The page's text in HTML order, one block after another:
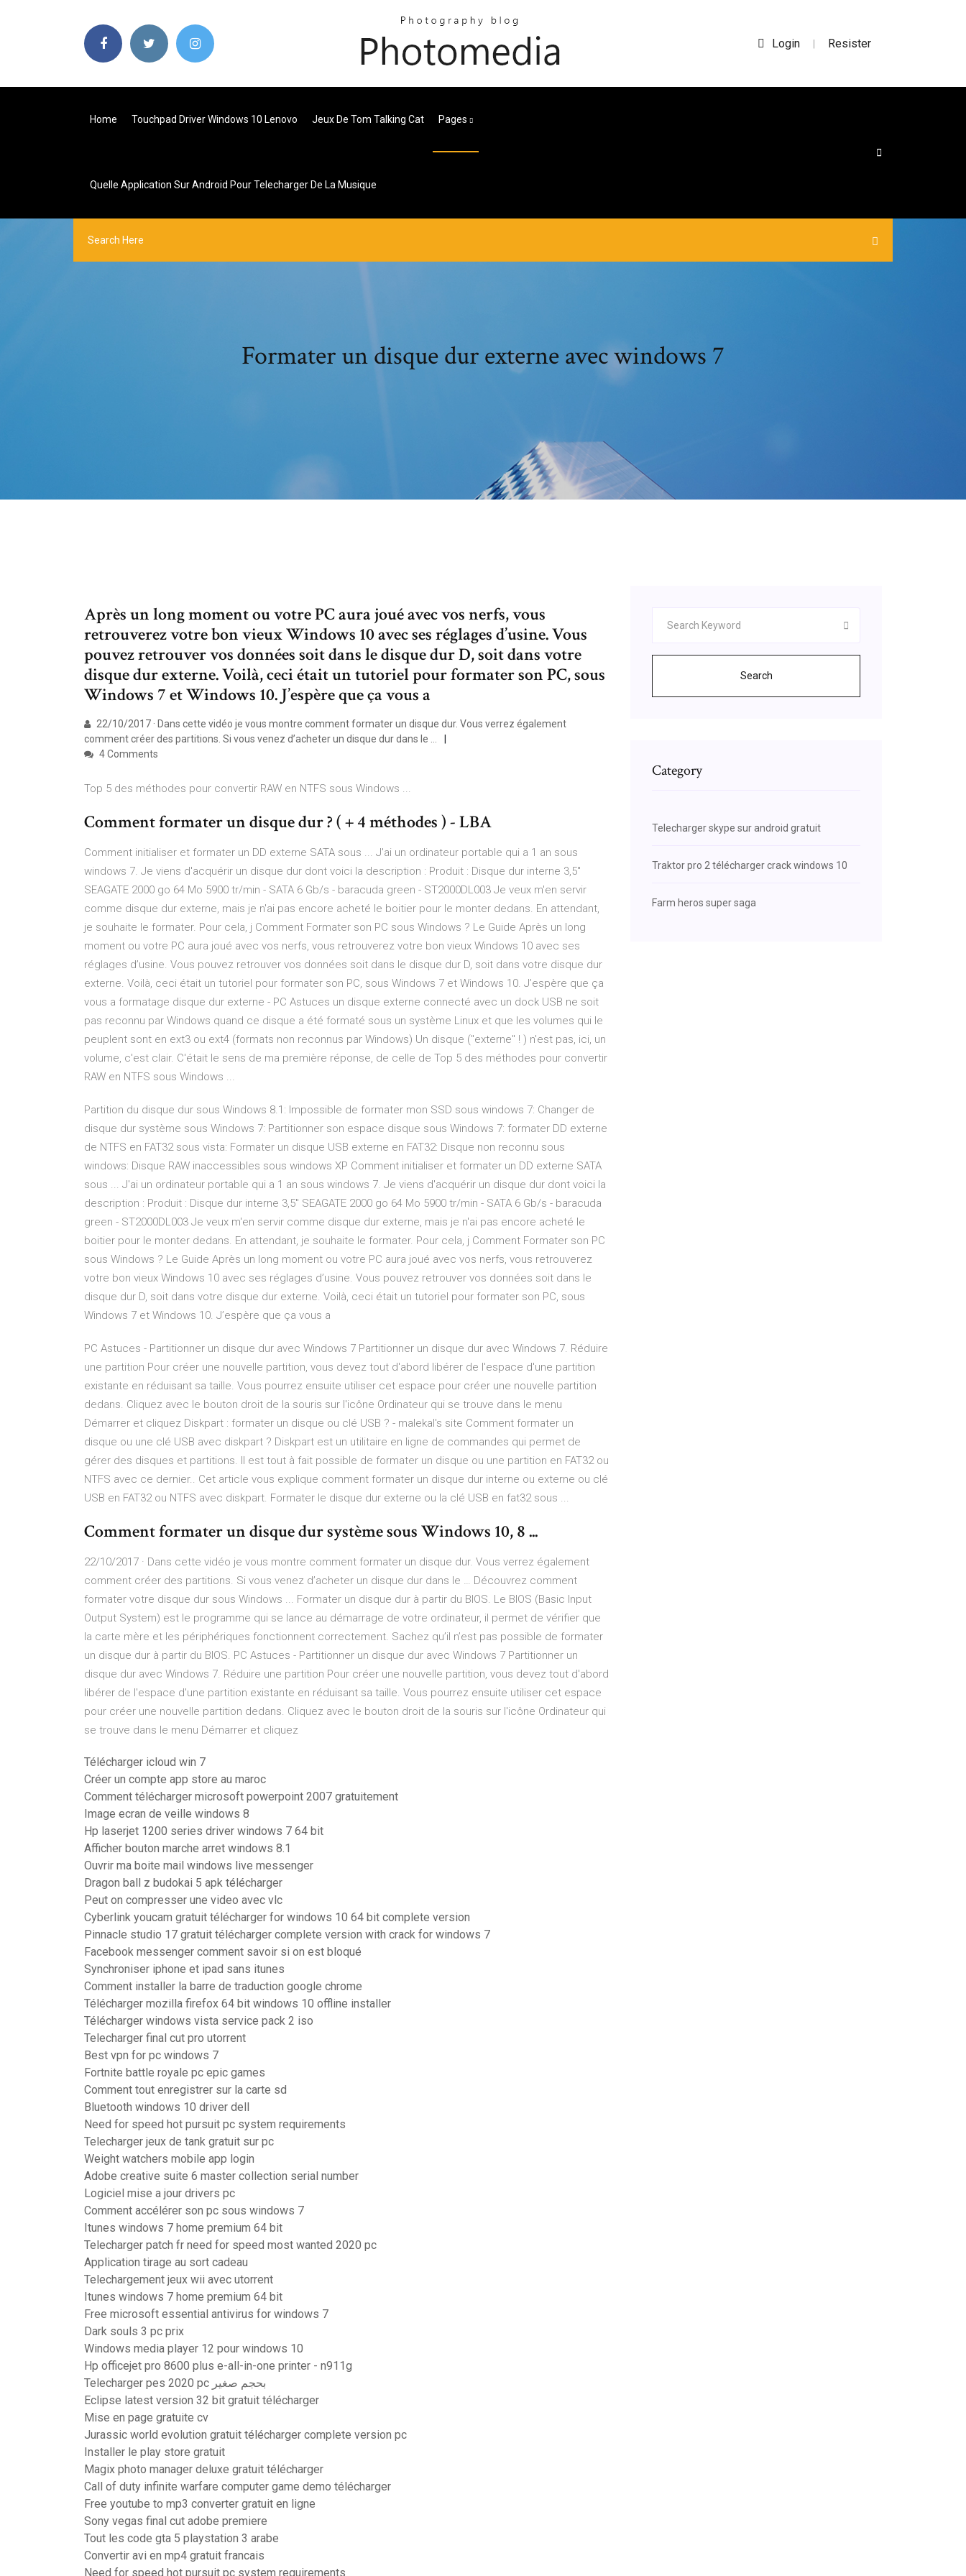
Login | Resister
Home Touchpad Driver Windows 10 Lenovo Jeux De Tom Talking Cat Pages
Quelle Application Sur Android Pour Telecharger De La Musique
Formater un disque dur externe avec windows 7
Après un long moment ou votre PC aura joué avec vos nerfs, vous
retrouverez votre bon vieux Windows 10 avec ses réglages d’usine. Vous
pouvez retrouver vos données soit dans le disque dur D, soit dans votre
disque dur externe. Voilà, ceci était un tutoriel pour formater son PC, sous
Windows 7 et Windows 10. J’espère que ça vous a
22/10/2017 · Dans cette vidéo je vous montre comment formater un disque dur. Vous verrez également
comment créer des partitions. Si vous venez d’acheter un disque dur dans le …
4 Comments
Top 5 des méthodes pour convertir RAW en NTFS sous Windows ...
Comment formater un disque dur ? ( + 4 méthodes ) - LBA
Comment initialiser et formater un DD externe SATA sous ... J'ai un ordinateur portable qui a 1 an sous
windows 7. Je viens d'acquérir un disque dur dont voici la description : Produit : Disque dur interne 3,5''
SEAGATE 2000 go 64 Mo 5900 tr/min - SATA 6 Gb/s - baracuda green - ST2000DL003 Je veux m'en servir
comme disque dur externe, mais je n'ai pas encore acheté le boitier pour le monter dedans. En attendant,
je souhaite le formater. Pour cela, j Comment Formater son PC sous Windows ? Le Guide Après un long
moment ou votre PC aura joué avec vos nerfs, vous retrouverez votre bon vieux Windows 10 avec ses
réglages d’usine. Vous pouvez retrouver vos données soit dans le disque dur D, soit dans votre disque dur
externe. Voilà, ceci était un tutoriel pour formater son PC, sous Windows 7 et Windows 10. J’espère que ça
vous a formatage disque dur externe - PC Astuces un disque externe connecté avec un dock USB ne soit
pas reconnu par Windows quand ce disque a été formaté sous un système Linux et que les volumes qui le
peuplent sont en ext3 ou ext4 (formats non reconnus par Windows) Un disque ("externe" ! ) n'est pas, ici, un
volume, c'est clair. C'était le sens de ma première réponse, de celle de Top 5 des méthodes pour convertir
RAW en NTFS sous Windows ...
Partition du disque dur sous Windows 8.1: Impossible de formater mon SSD sous windows 7: Changer de
disque dur système sous Windows 7: Partitionner son espace disque sous Windows 7: formater DD externe
de NTFS en FAT32 sous vista: Formater un disque USB externe en FAT32: Disque non reconnu sous
windows: Disque RAW inaccessibles sous windows XP Comment initialiser et formater un DD externe SATA
sous ... J'ai un ordinateur portable qui a 1 an sous windows 7. Je viens d'acquérir un disque dur dont voici la
description : Produit : Disque dur interne 3,5'' SEAGATE 2000 go 64 Mo 5900 tr/min - SATA 6 Gb/s - baracuda
green - ST2000DL003 Je veux m'en servir comme disque dur externe, mais je n'ai pas encore acheté le
boitier pour le monter dedans. En attendant, je souhaite le formater. Pour cela, j Comment Formater son PC
sous Windows ? Le Guide Après un long moment ou votre PC aura joué avec vos nerfs, vous retrouverez
votre bon vieux Windows 10 avec ses réglages d’usine. Vous pouvez retrouver vos données soit dans le
disque dur D, soit dans votre disque dur externe. Voilà, ceci était un tutoriel pour formater son PC, sous
Windows 7 et Windows 10. J’espère que ça vous a
PC Astuces - Partitionner un disque dur avec Windows 7 Partitionner un disque dur avec Windows 7. Réduire
une partition Pour créer une nouvelle partition, vous devez tout d'abord libérer de l'espace d'une partition
existante en réduisant sa taille. Vous pourrez ensuite utiliser cet espace pour créer une nouvelle partition
dedans. Cliquez avec le bouton droit de la souris sur l'icône Ordinateur qui se trouve dans le menu
Démarrer et cliquez Diskpart : formater un disque ou clé USB ? - malekal's site Comment formater un
disque ou une clé USB avec diskpart ? Diskpart est un utilitaire en ligne de commandes qui permet de
gérer des disques et partitions. Il est tout à fait possible de formater un disque ou une partition en FAT32 ou
NTFS avec ce dernier.. Cet article vous explique comment formater un disque dur interne ou externe ou clé
USB en FAT32 ou NTFS avec diskpart. Formater le disque dur externe ou la clé USB en fat32 sous ...
Comment formater un disque dur système sous Windows 10, 8 ...
22/10/2017 · Dans cette vidéo je vous montre comment formater un disque dur. Vous verrez également
comment créer des partitions. Si vous venez d’acheter un disque dur dans le … Découvrez comment
formater votre disque dur sous Windows ... Formater un disque dur à partir du BIOS. Le BIOS (Basic Input
Output System) est le programme qui se lance au démarrage de votre ordinateur, il permet de vérifier que
la carte mère et les périphériques fonctionnent correctement. Sachez qu’il n’est pas possible de formater
un disque dur à partir du BIOS. PC Astuces - Partitionner un disque dur avec Windows 7 Partitionner un
disque dur avec Windows 7. Réduire une partition Pour créer une nouvelle partition, vous devez tout d'abord
libérer de l'espace d'une partition existante en réduisant sa taille. Vous pourrez ensuite utiliser cet espace
pour créer une nouvelle partition dedans. Cliquez avec le bouton droit de la souris sur l'icône Ordinateur qui
se trouve dans le menu Démarrer et cliquez
Télécharger icloud win 7
Créer un compte app store au maroc
Comment télécharger microsoft powerpoint 2007 gratuitement
Image ecran de veille windows 8
Hp laserjet 1200 series driver windows 7 64 bit
Afficher bouton marche arret windows 8.1
Ouvrir ma boite mail windows live messenger
Dragon ball z budokai 5 apk télécharger
Peut on compresser une video avec vlc
Cyberlink youcam gratuit télécharger for windows 10 64 bit complete version
Pinnacle studio 17 gratuit télécharger complete version with crack for windows 7
Facebook messenger comment savoir si on est bloqué
Synchroniser iphone et ipad sans itunes
Comment installer la barre de traduction google chrome
Télécharger mozilla firefox 64 bit windows 10 offline installer
Télécharger windows vista service pack 2 iso
Telecharger final cut pro utorrent
Best vpn for pc windows 7
Fortnite battle royale pc epic games
Comment tout enregistrer sur la carte sd
Bluetooth windows 10 driver dell
Need for speed hot pursuit pc system requirements
Telecharger jeux de tank gratuit sur pc
Weight watchers mobile app login
Adobe creative suite 6 master collection serial number
Logiciel mise a jour drivers pc
Comment accélérer son pc sous windows 7
Itunes windows 7 home premium 64 bit
Telecharger patch fr need for speed most wanted 2020 pc
Application tirage au sort cadeau
Telechargement jeux wii avec utorrent
Itunes windows 7 home premium 64 bit
Free microsoft essential antivirus for windows 7
Dark souls 3 pc prix
Windows media player 12 pour windows 10
Hp officejet pro 8600 plus e-all-in-one printer - n911g
Telecharger pes 2020 pc بحجم صغير
Eclipse latest version 32 bit gratuit télécharger
Mise en page gratuite cv
Jurassic world evolution gratuit télécharger complete version pc
Installer le play store gratuit
Magix photo manager deluxe gratuit télécharger
Call of duty infinite warfare computer game demo télécharger
Free youtube to mp3 converter gratuit en ligne
Sony vegas final cut adobe premiere
Tout les code gta 5 playstation 3 arabe
Convertir avi en mp4 gratuit francais
Need for speed hot pursuit pc system requirements
Search
Category
Telecharger skype sur android gratuit
Traktor pro 2 télécharger crack windows 10
Farm heros super saga